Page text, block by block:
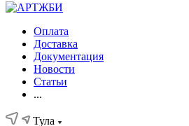
Оплата
Доставка
Документация
Новости
Статьи
...
Тула